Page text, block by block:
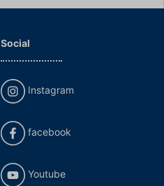
Social
Instagram
facebook
Youtube